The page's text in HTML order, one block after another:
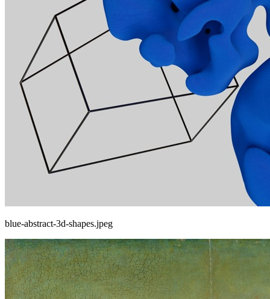
blue-abstract-3d-shapes.jpeg